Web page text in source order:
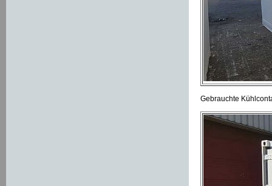
Gebrauchte